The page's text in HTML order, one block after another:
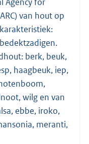
van hout op
berk, beuk,
haagbeuk, iep,
wilg en van
ebbe, iroko,
meranti,